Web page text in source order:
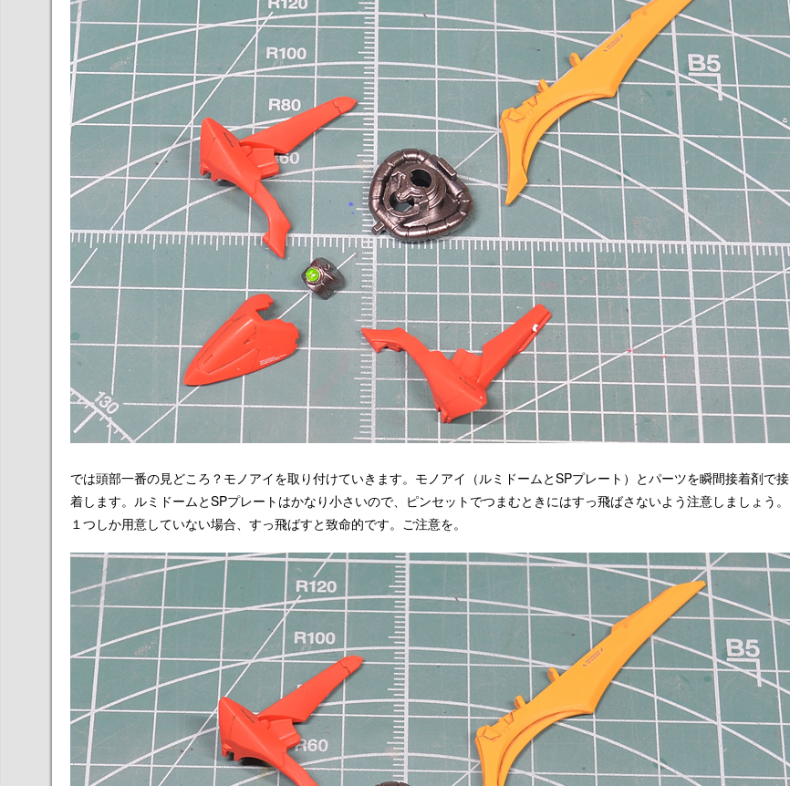
では頭部一番の見どころ？モノアイを取り付けていきます。モノアイ（ルミドームとSPプレート）とパーツを瞬間接着剤で接
着します。ルミドームとSPプレートはかなり小さいので、ピンセットでつまむときにはすっ飛ばさないよう注意しましょう。
１つしか用意していない場合、すっ飛ばすと致命的です。ご注意を。